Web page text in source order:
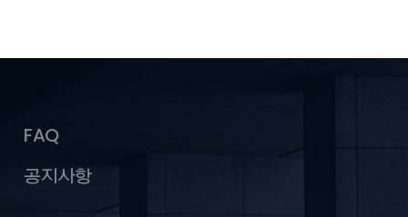
제5조 (이용신청)
1. “회원”이 되고자 하는 자(이하 “가입신청자”)는 홈페이지 상의
청하여야 합니다.
FAQ
공지사항